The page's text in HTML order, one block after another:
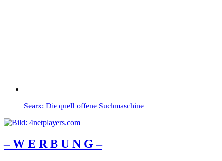
Searx: Die quell-offene Suchmaschine
– W Ε R Β U Ν G –